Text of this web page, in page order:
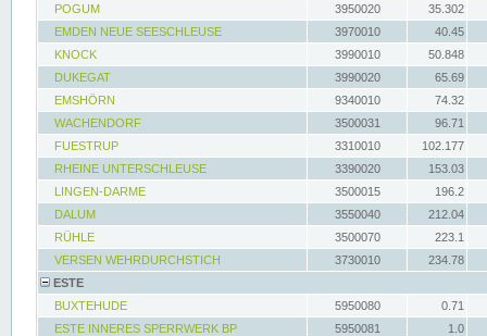
POGUM
3950020
35.302
EMDEN NEUE SEESCHLEUSE
3970010
40.45
KNOCK
3990010
50.848
DUKEGAT
3990020
65.69
EMSHÖRN
9340010
74.32
WACHENDORF
3500031
96.71
FUESTRUP
3310010
102.177
RHEINE UNTERSCHLEUSE
3390020
153.03
LINGEN-DARME
3500015
196.2
DALUM
3550040
212.04
RÜHLE
3500070
223.1
VERSEN WEHRDURCHSTICH
3730010
234.78
ESTE
BUXTEHUDE
5950080
0.71
ESTE INNERES SPERRWERK BP
5950081
1.0